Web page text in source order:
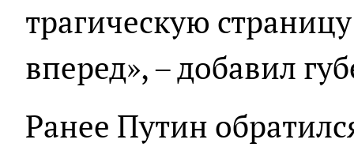
трагическую
вперед», – добавил
Ранее Путин